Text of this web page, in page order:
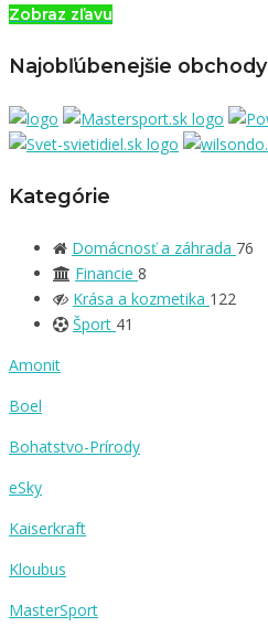
Zobraz zľavu
Najobľúbenejšie obchody
Kategórie
Domácnosť a záhrada 76
Financie 8
Krása a kozmetika 122
Šport 41
Amonit
Boel
Bohatstvo-Prírody
eSky
Kaiserkraft
Kloubus
MasterSport